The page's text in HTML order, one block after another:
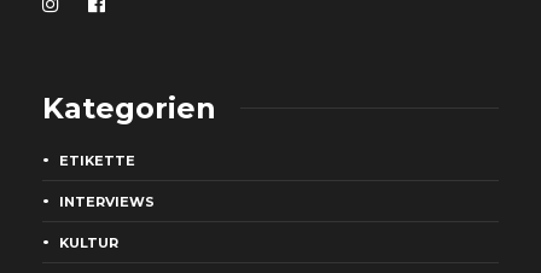
Kategorien
ETIKETTE
INTERVIEWS
KULTUR